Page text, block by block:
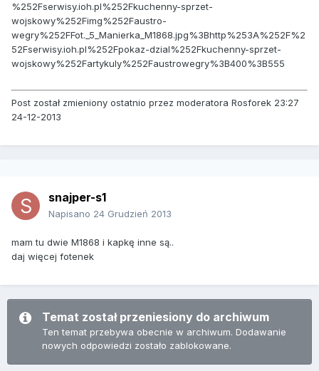
%252Fserwisy.ioh.pl%252Fkuchenny-sprzet-
wojskowy%252Fimg%252Faustro-
wegry%252FFot._5_Manierka_M1868.jpg%3Bhttp%253A%252F%2
52Fserwisy.ioh.pl%252Fpokaz-dzial%252Fkuchenny-sprzet-
wojskowy%252Fartykuly%252Faustrowegry%3B400%3B555
Post został zmieniony ostatnio przez moderatora Rosforek 23:27
24-12-2013
snajper-s1
Napisano 24 Grudzień 2013
mam tu dwie M1868 i kapkę inne są..
daj więcej fotenek
Temat został przeniesiony do archiwum
Ten temat przebywa obecnie w archiwum. Dodawanie
nowych odpowiedzi zostało zablokowane.